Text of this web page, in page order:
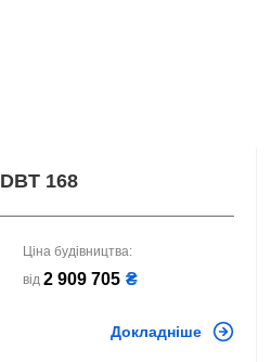
DBT 168
Ціна будівництва:
від 2 909 705 ₴
Докладніше